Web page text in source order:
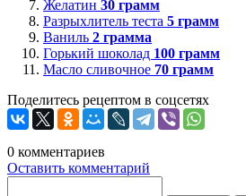
Желатин 30 грамм
Разрыхлитель теста 5 грамм
Ваниль 2 грамма
Горький шоколад 100 грамм
Масло сливочное 70 грамм
Поделитесь рецептом в соцсетях
0 комментариев
Оставить комментарий